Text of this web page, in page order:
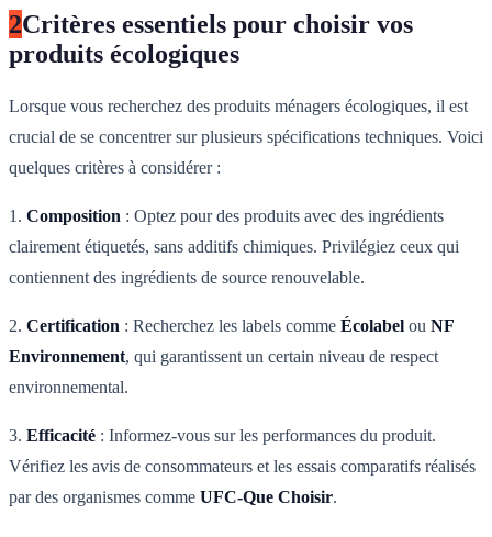
2Critères essentiels pour choisir vos
produits écologiques
Lorsque vous recherchez des produits ménagers écologiques, il est
crucial de se concentrer sur plusieurs spécifications techniques. Voici
quelques critères à considérer :
1. Composition : Optez pour des produits avec des ingrédients
clairement étiquetés, sans additifs chimiques. Privilégiez ceux qui
contiennent des ingrédients de source renouvelable.
2. Certification : Recherchez les labels comme Écolabel ou NF
Environnement, qui garantissent un certain niveau de respect
environnemental.
3. Efficacité : Informez-vous sur les performances du produit.
Vérifiez les avis de consommateurs et les essais comparatifs réalisés
par des organismes comme UFC-Que Choisir.